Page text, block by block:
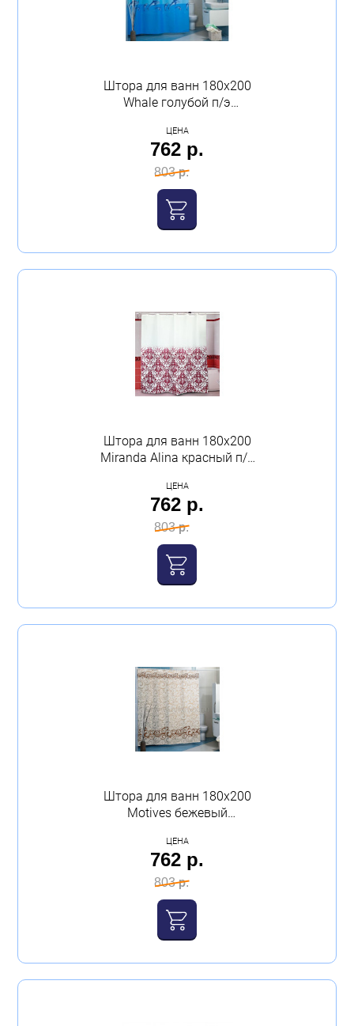
Штора для ванн 180х200
Whale голубой п/э
ЦЕНА
762 р.
803 р.
Штора для ванн 180х200
Miranda Alina красный п/э
ЦЕНА
762 р.
803 р.
Штора для ванн 180х200
Motives бежевый
ЦЕНА
762 р.
803 р.